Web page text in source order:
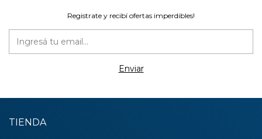
Registrate y recibí ofertas imperdibles!
TIENDA